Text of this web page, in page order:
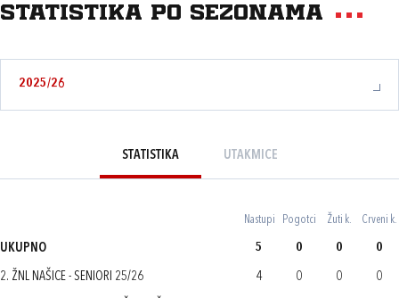
Statistika po sezonama
2025/26
STATISTIKA UTAKMICE
Nastupi Pogotci Žuti k. Crveni k.
UKUPNO 5 0 0 0
2. ŽNL NAŠICE - SENIORI 25/26 4 0 0 0